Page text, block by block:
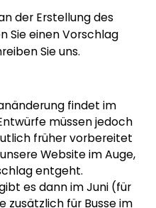
der Erstellung des
Sie einen Vorschlag
Sie uns.
findet im
müssen jedoch
früher vorbereitet
Website im Auge,
entgeht.
es dann im Juni (für
zusätzlich für Busse im